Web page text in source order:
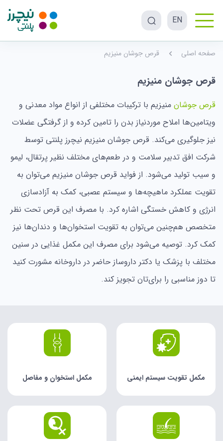
EN
صفحه اصلی قرص جوشان منیزیم
قرص جوشان منیزیم
قرص جوشان منیزیم با ترکیبات مختلفی از انواع مواد معدنی و
ویتامین‌ها املاح موردنیاز بدن را تامین کرده و از گرفتگی عضلات
نیز جلوگیری می‌کند. قرص جوشان منیزیم نیچرز پلنتی توسط
شرکت افق تدبیر سلامت و در طعم‌های مختلف نظیر پرتقال، لیمو
و سیب تولید می‌شود. از فواید قرص جوشان منیزیم می‌توان به
تقویت عملکرد ماهیچه‌ها و سیستم عصبی، کمک به آزادسازی
انرژی و کاهش خستگی اشاره کرد. با مصرف این قرص تحت نظر
متخصص هم‌چنین می‌توان به تقویت استخوان‌ها و دندان‌ها نیز
کمک کرد. توصیه می‌شود برای مصرف این مکمل غذایی در سنین
مختلف با پزشک یا دکتر داروساز حاضر در داروخانه مشورت کنید
تا دوز مناسبی‌ را برای‌تان تجویز کند.
مکمل تقویت سیستم ایمنی مکمل استخوان و مفاصل